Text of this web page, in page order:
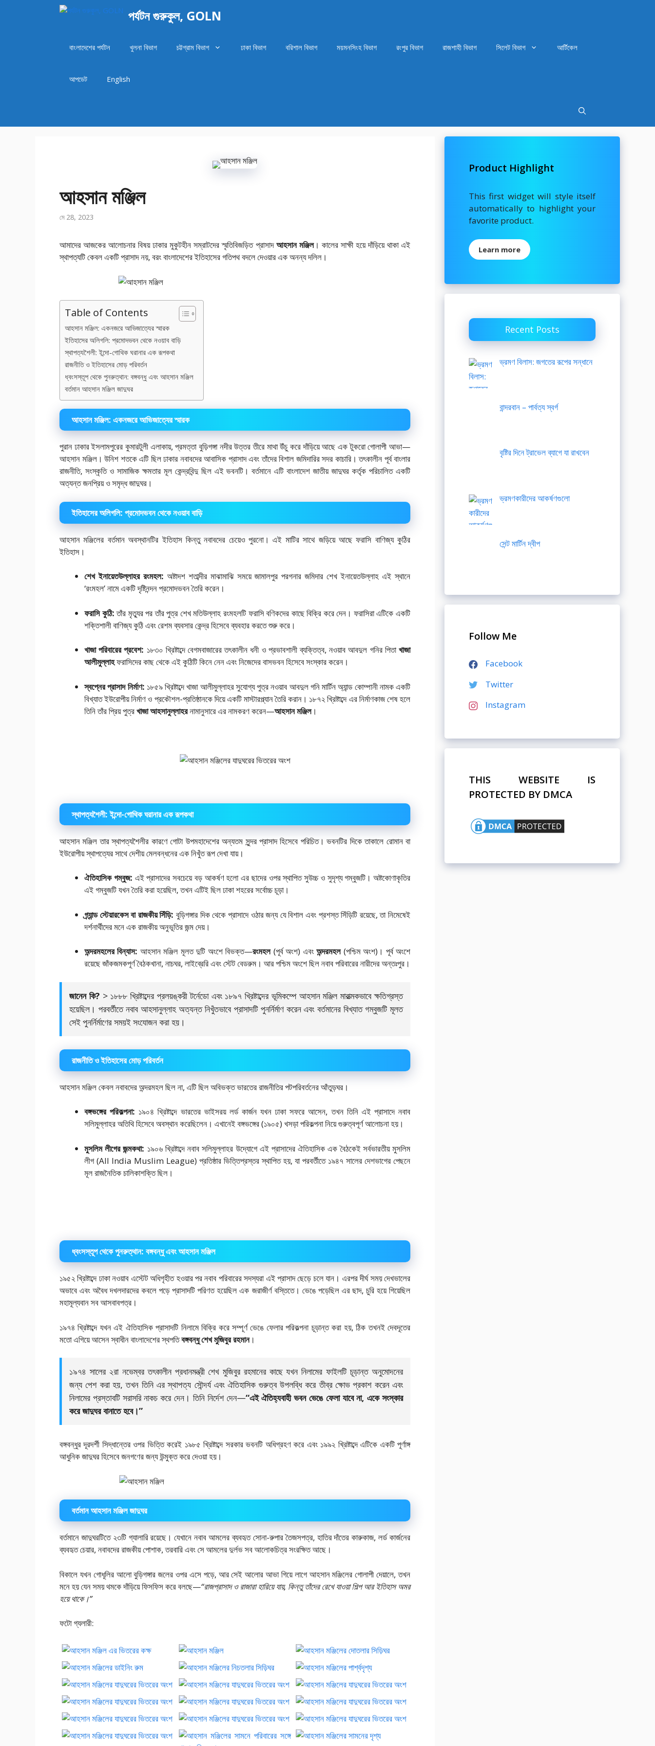
পর্যটন গুরুকুল, GOLN
বাংলাদেশের পর্যটন খুলনা বিভাগ চট্টগ্রাম বিভাগ ঢাকা বিভাগ বরিশাল বিভাগ ময়মনসিংহ বিভাগ রংপুর বিভাগ রাজশাহী বিভাগ সিলেট বিভাগ আর্টিকেল
আপডেট English
আহসান মঞ্জিল
মে 28, 2023
আমাদের আজকের আলোচনার বিষয় ঢাকার মুকুটহীন সম্রাটদের স্মৃতিবিজড়িত প্রাসাদআহসান মঞ্জিল। কালের সাক্ষী হয়ে দাঁড়িয়ে থাকা এই
স্থাপত্যটি কেবল একটি প্রাসাদ নয়, বরং বাংলাদেশের ইতিহাসের গতিপথ বদলে দেওয়ার এক অনন্য দলিল।
Table of Contents
আহসান মঞ্জিল: একনজরে আভিজাত্যের স্মারক
ইতিহাসের অলিগলি: প্রমোদভবন থেকে নওয়াব বাড়ি
স্থাপত্যশৈলী: ইন্দো-গোথিক ঘরানার এক রূপকথা
রাজনীতি ও ইতিহাসের মোড় পরিবর্তন
ধ্বংসস্তূপ থেকে পুনরুত্থান: বঙ্গবন্ধু এবং আহসান মঞ্জিল
বর্তমান আহসান মঞ্জিল জাদুঘর
আহসান মঞ্জিল: একনজরে আভিজাত্যের স্মারক
পুরান ঢাকার ইসলামপুরের কুমারটুলী এলাকায়, প্রমত্তা বুড়িগঙ্গা নদীর উত্তর তীরে মাথা উঁচু করে দাঁড়িয়ে আছে এক টুকরো গোলাপী আভা—
আহসান মঞ্জিল। উনিশ শতকে এটি ছিল ঢাকার নবাবদের আবাসিক প্রাসাদ এবং তাঁদের বিশাল জমিদারির সদর কাচারি। তৎকালীন পূর্ব বাংলার
রাজনীতি, সংস্কৃতি ও সামাজিক ক্ষমতার মূল কেন্দ্রবিন্দু ছিল এই ভবনটি। বর্তমানে এটি বাংলাদেশ জাতীয় জাদুঘর কর্তৃক পরিচালিত একটি
অত্যন্ত জনপ্রিয় ও সমৃদ্ধ জাদুঘর।
ইতিহাসের অলিগলি: প্রমোদভবন থেকে নওয়াব বাড়ি
আহসান মঞ্জিলের বর্তমান অবস্থানটির ইতিহাস কিন্তু নবাবদের চেয়েও পুরনো। এই মাটির সাথে জড়িয়ে আছে ফরাসি বাণিজ্য কুঠির
ইতিহাস।
শেখ ইনায়েতউল্লাহর রংমহল: অষ্টাদশ শতাব্দীর মাঝামাঝি সময়ে জামালপুর পরগনার জমিদার শেখ ইনায়েতউল্লাহ এই স্থানে
‘রংমহল’ নামে একটি দৃষ্টিনন্দন প্রমোদভবন তৈরি করেন।
ফরাসি কুঠি:তাঁর মৃত্যুর পর তাঁর পুত্র শেখ মতিউল্লাহ রংমহলটি ফরাসি বণিকদের কাছে বিক্রি করে দেন। ফরাসিরা এটিকে একটি
শক্তিশালী বাণিজ্য কুঠি এবং রেশম ব্যবসার কেন্দ্র হিসেবে ব্যবহার করতে শুরু করে।
খাজা পরিবারের প্রবেশ: ১৮৩০ খ্রিষ্টাব্দে বেগমবাজারের তৎকালীন ধনী ও প্রভাবশালী ব্যক্তিত্ব, নওয়াব আবদুল গনির পিতাখাজা
আলীমুল্লাহফরাসিদের কাছ থেকে এই কুঠিটি কিনে নেন এবং নিজেদের বাসভবন হিসেবে সংস্কার করেন।
স্বপ্নের প্রাসাদ নির্মাণ: ১৮৫৯ খ্রিষ্টাব্দে খাজা আলীমুল্লাহর সুযোগ্য পুত্র নওয়াব আবদুল গনি মার্টিন অ্যান্ড কোম্পানী নামক একটি
বিখ্যাত ইউরোপীয় নির্মাণ ও প্রকৌশল-প্রতিষ্ঠানকে দিয়ে একটি মাস্টারপ্ল্যান তৈরি করান। ১৮৭২ খ্রিষ্টাব্দে এর নির্মাণকাজ শেষ হলে
তিনি তাঁর প্রিয় পুত্রখাজা আহসানুল্লাহরনামানুসারে এর নামকরণ করেন—আহসান মঞ্জিল।
স্থাপত্যশৈলী: ইন্দো-গোথিক ঘরানার এক রূপকথা
আহসান মঞ্জিল তার স্থাপত্যশৈলীর কারণে গোটা উপমহাদেশের অন্যতম সুন্দর প্রাসাদ হিসেবে পরিচিত। ভবনটির দিকে তাকালে রোমান বা
ইউরোপীয় স্থাপত্যের সাথে দেশীয় মেলবন্ধনের এক নিখুঁত রূপ দেখা যায়।
ঐতিহাসিক গম্বুজ: এই প্রাসাদের সবচেয়ে বড় আকর্ষণ হলো এর ছাদের ওপর স্থাপিত সুউচ্চ ও সুদৃশ্য গম্বুজটি। অষ্টকোণাকৃতির
এই গম্বুজটি যখন তৈরি করা হয়েছিল, তখন এটিই ছিল ঢাকা শহরের সর্বোচ্চ চূড়া।
গ্র্যান্ড স্টেয়ারকেস বা রাজকীয় সিঁড়ি: বুড়িগঙ্গার দিক থেকে প্রাসাদে ওঠার জন্য যে বিশাল এবং প্রশস্ত সিঁড়িটি রয়েছে, তা নিমেষেই
দর্শনার্থীদের মনে এক রাজকীয় অনুভূতির জন্ম দেয়।
অন্দরমহলের বিন্যাস: আহসান মঞ্জিল মূলত দুটি অংশে বিভক্ত—রংমহল(পূর্ব অংশ) এবংঅন্দরমহল(পশ্চিম অংশ)। পূর্ব অংশে
রয়েছে জাঁকজমকপূর্ণ বৈঠকখানা, নাচঘর, লাইব্রেরি এবং স্টেট বেডরুম। আর পশ্চিম অংশে ছিল নবাব পরিবারের নারীদের অন্তঃপুর।
জানেন কি? > ১৮৮৮ খ্রিষ্টাব্দের প্রলয়ঙ্করী টর্নেডো এবং ১৮৯৭ খ্রিষ্টাব্দের ভূমিকম্পে আহসান মঞ্জিল মারাত্মকভাবে ক্ষতিগ্রস্ত
হয়েছিল। পরবর্তীতে নবাব আহসানুল্লাহ অত্যন্ত নিখুঁতভাবে প্রাসাদটি পুনর্নির্মাণ করেন এবং বর্তমানের বিখ্যাত গম্বুজটি মূলত
সেই পুনর্নির্মাণের সময়ই সংযোজন করা হয়।
রাজনীতি ও ইতিহাসের মোড় পরিবর্তন
আহসান মঞ্জিল কেবল নবাবদের অন্দরমহল ছিল না, এটি ছিল অবিভক্ত ভারতের রাজনীতির পটপরিবর্তনের আঁতুড়ঘর।
বঙ্গভঙ্গের পরিকল্পনা: ১৯০৪ খ্রিষ্টাব্দে ভারতের ভাইসরয় লর্ড কার্জন যখন ঢাকা সফরে আসেন, তখন তিনি এই প্রাসাদে নবাব
সলিমুল্লাহর অতিথি হিসেবে অবস্থান করেছিলেন। এখানেই বঙ্গভঙ্গের (১৯০৫) খসড়া পরিকল্পনা নিয়ে গুরুত্বপূর্ণ আলোচনা হয়।
মুসলিম লীগের জন্মকথা: ১৯০৬ খ্রিষ্টাব্দে নবাব সলিমুল্লাহর উদ্যোগে এই প্রাসাদের ঐতিহাসিক এক বৈঠকেই সর্বভারতীয় মুসলিম
লীগ (All India Muslim League) প্রতিষ্ঠার ভিত্তিপ্রস্তর স্থাপিত হয়, যা পরবর্তীতে ১৯৪৭ সালের দেশভাগের পেছনে
মূল রাজনৈতিক চালিকাশক্তি ছিল।
ধ্বংসস্তূপ থেকে পুনরুত্থান: বঙ্গবন্ধু এবং আহসান মঞ্জিল
১৯৫২ খ্রিষ্টাব্দে ঢাকা নওয়াব এস্টেট অধিগৃহীত হওয়ার পর নবাব পরিবারের সদস্যরা এই প্রাসাদ ছেড়ে চলে যান। এরপর দীর্ঘ সময় দেখভালের
অভাবে এবং অবৈধ দখলদারদের কবলে পড়ে প্রাসাদটি পরিণত হয়েছিল এক জরাজীর্ণ বস্তিতে। ভেঙে পড়েছিল এর ছাদ, চুরি হয়ে গিয়েছিল
মহামূল্যবান সব আসবাবপত্র।
১৯৭৪ খ্রিষ্টাব্দে যখন এই ঐতিহাসিক প্রাসাদটি নিলামে বিক্রি করে সম্পূর্ণ ভেঙে ফেলার পরিকল্পনা চূড়ান্ত করা হয়, ঠিক তখনই দেবদূতের
মতো এগিয়ে আসেন স্বাধীন বাংলাদেশের স্থপতিবঙ্গবন্ধু শেখ মুজিবুর রহমান।
১৯৭৪ সালের ২রা নভেম্বর তৎকালীন প্রধানমন্ত্রী শেখ মুজিবুর রহমানের কাছে যখন নিলামের ফাইলটি চূড়ান্ত অনুমোদনের
জন্য পেশ করা হয়, তখন তিনি এর স্থাপত্য সৌন্দর্য এবং ঐতিহাসিক গুরুত্ব উপলব্ধি করে তীব্র ক্ষোভ প্রকাশ করেন এবং
নিলামের প্রস্তাবটি সরাসরি নাকচ করে দেন। তিনি নির্দেশ দেন—“এই ঐতিহ্যবাহী ভবন ভেঙে ফেলা যাবে না, একে সংস্কার
করে জাদুঘর বানাতে হবে।”
বঙ্গবন্ধুর দূরদর্শী সিদ্ধান্তের ওপর ভিত্তি করেই ১৯৮৫ খ্রিষ্টাব্দে সরকার ভবনটি অধিগ্রহণ করে এবং ১৯৯২ খ্রিষ্টাব্দে এটিকে একটি পূর্ণাঙ্গ
আধুনিক জাদুঘর হিসেবে জনগণের জন্য উন্মুক্ত করে দেওয়া হয়।
বর্তমান আহসান মঞ্জিল জাদুঘর
বর্তমানে জাদুঘরটিতে ২৩টি গ্যালারি রয়েছে। যেখানে নবাব আমলের ব্যবহৃত সোনা-রুপার তৈজসপত্র, হাতির দাঁতের কারুকাজ, লর্ড কার্জনের
ব্যবহৃত চেয়ার, নবাবদের রাজকীয় পোশাক, তরবারি এবং সে আমলের দুর্লভ সব আলোকচিত্র সংরক্ষিত আছে।
বিকালে যখন গোধূলির আলো বুড়িগঙ্গার জলের ওপর এসে পড়ে, আর সেই আলোর আভা গিয়ে লাগে আহসান মঞ্জিলের গোলাপী দেয়ালে, তখন
মনে হয় যেন সময় থমকে দাঁড়িয়ে ফিসফিস করে বলছে—“রাজপ্রাসাদ ও রাজারা হারিয়ে যায়, কিন্তু তাঁদের রেখে যাওয়া শিল্প আর ইতিহাস অমর
হয়ে থাকে।”
ফটো গ্যলারী:
Product Highlight
This first widget will style itself
automatically to highlight your
favorite product.
Learn more
Recent Posts
ভ্রমণ বিলাস: জগতের রূপের সন্ধানে
বান্দরবান – পার্বত্য স্বর্গ
বৃষ্টির দিনে ট্রাভেল ব্যাগে যা রাখবেন
ভ্রমণকারীদের আকর্ষণগুলো
সেন্ট মার্টিন দ্বীপ
Follow Me
Facebook
Twitter
Instagram
THIS WEBSITE IS
PROTECTED BY DMCA